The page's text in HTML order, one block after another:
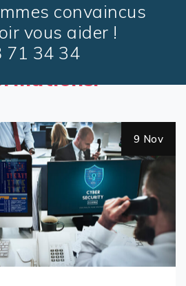
convaincus
vous aider !
71 34 34
dernières
9 Nov